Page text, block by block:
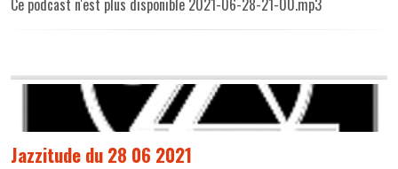
Ce podcast n'est plus disponible 2021-06-28-21-00.mp3
Jazzitude du 28 06 2021